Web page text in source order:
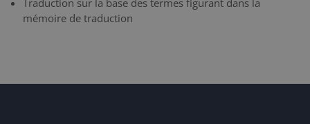
mémoire de traduction